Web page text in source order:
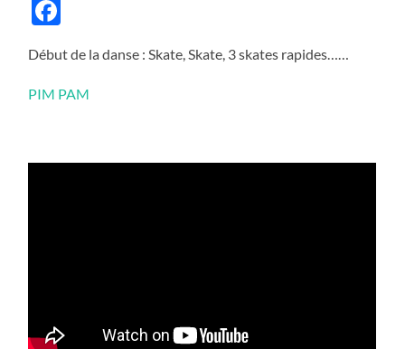
Début de la danse : Skate, Skate, 3 skates rapides……
PIM PAM